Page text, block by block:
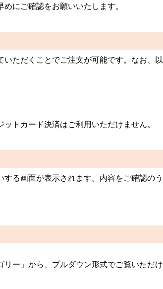
にご確認をお願いいたします。
ただくことでご注文が可能です。なお、以
トカード決済はご利用いただけません。
る画面が表示されます。内容をご確認のう
ー」から、プルダウン形式でご覧いただけ